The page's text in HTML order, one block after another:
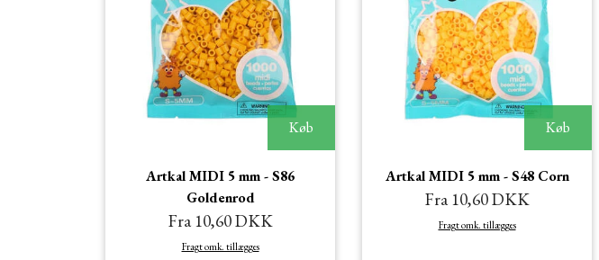
Køb
Artkal MIDI 5 mm - S86
Goldenrod
Fra 10,60 DKK
Fragt omk. tillægges
Køb
Artkal MIDI 5 mm - S48 Corn
Fra 10,60 DKK
Fragt omk. tillægges